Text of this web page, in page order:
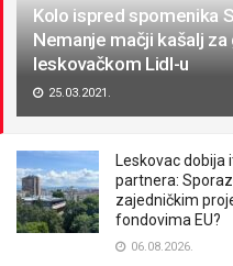
Kolo ispred spomenika
Nemanje mačji kašalj za
leskovačkom Lidl-u
25.03.2021.
Leskovac dobija
partnera:
zajedničkim
fondovima EU?
06.08.2026.